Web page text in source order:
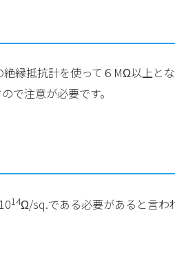
縁抵抗計を使って６MΩ以上と
で注意が必要です。
14Ω/sq.である必要があると言わ